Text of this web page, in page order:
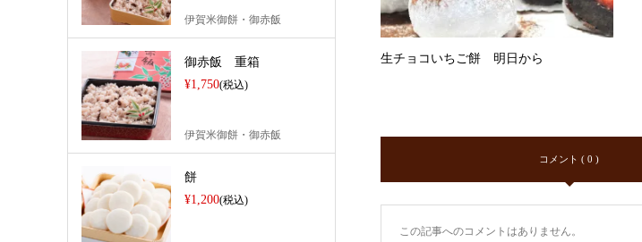
生チョコいちご餅 明日から
コメント ( 0 )
この記事へのコメントはありません。
伊賀米御餅・御赤飯
御赤飯 重箱
¥1,750(税込)
伊賀米御餅・御赤飯
餅
¥1,200(税込)